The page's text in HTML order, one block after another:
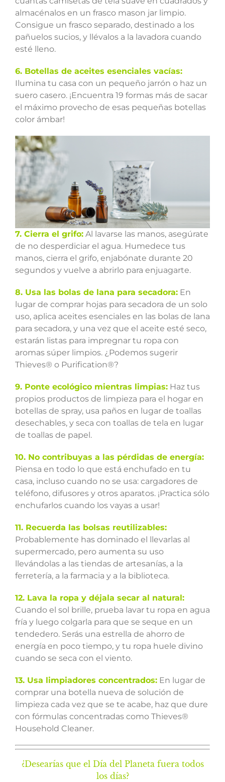
almacénalos en un frasco mason jar limpio.
Consigue un frasco separado, destinado a los
pañuelos sucios, y llévalos a la lavadora cuando
esté lleno.
6. Botellas de aceites esenciales vacías:
Ilumina tu casa con un pequeño jarrón o haz un
suero casero. ¡Encuentra 19 formas más de sacar
el máximo provecho de esas pequeñas botellas
color ámbar!
7. Cierra el grifo: Al lavarse las manos, asegúrate
de no desperdiciar el agua. Humedece tus
manos, cierra el grifo, enjabónate durante 20
segundos y vuelve a abrirlo para enjuagarte.
8. Usa las bolas de lana para secadora: En
lugar de comprar hojas para secadora de un solo
uso, aplica aceites esenciales en las bolas de lana
para secadora, y una vez que el aceite esté seco,
estarán listas para impregnar tu ropa con
aromas súper limpios. ¿Podemos sugerir
Thieves® o Purification®?
9. Ponte ecológico mientras limpias: Haz tus
propios productos de limpieza para el hogar en
botellas de spray, usa paños en lugar de toallas
desechables, y seca con toallas de tela en lugar
de toallas de papel.
10. No contribuyas a las pérdidas de energía:
Piensa en todo lo que está enchufado en tu
casa, incluso cuando no se usa: cargadores de
teléfono, difusores y otros aparatos. ¡Practica sólo
enchufarlos cuando los vayas a usar!
11. Recuerda las bolsas reutilizables:
Probablemente has dominado el llevarlas al
supermercado, pero aumenta su uso
llevándolas a las tiendas de artesanías, a la
ferretería, a la farmacia y a la biblioteca.
12. Lava la ropa y déjala secar al natural:
Cuando el sol brille, prueba lavar tu ropa en agua
fría y luego colgarla para que se seque en un
tendedero. Serás una estrella de ahorro de
energía en poco tiempo, y tu ropa huele divino
cuando se seca con el viento.
13. Usa limpiadores concentrados: En lugar de
comprar una botella nueva de solución de
limpieza cada vez que se te acabe, haz que dure
con fórmulas concentradas como Thieves®
Household Cleaner.
¿Desearías que el Día del Planeta fuera todos
los días?